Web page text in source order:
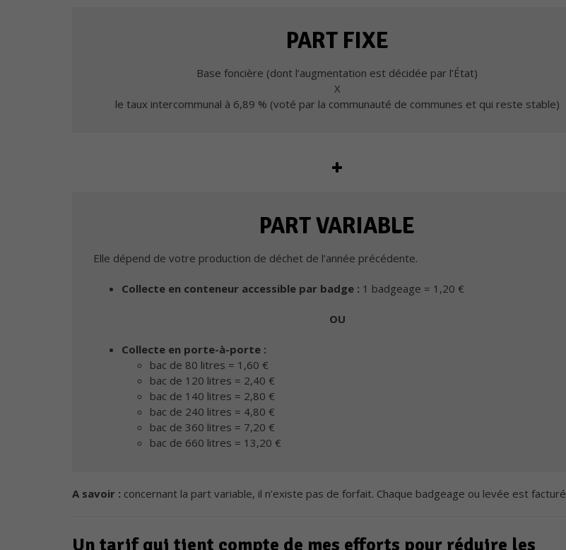
PART FIXE
Base foncière (dont l’augmentation est décidée par l’État)
X
le taux intercommunal à 6,89 % (voté par la communauté de communes et qui reste stable)
+
PART VARIABLE
Elle dépend de votre production de déchet de l’année précédente.
Collecte en conteneur accessible par badge : 1 badgeage = 1,20 €
OU
Collecte en porte-à-porte :
bac de 80 litres = 1,60 €
bac de 120 litres = 2,40 €
bac de 140 litres = 2,80 €
bac de 240 litres = 4,80 €
bac de 360 litres = 7,20 €
bac de 660 litres = 13,20 €
A savoir : concernant la part variable, il n’existe pas de forfait. Chaque badgeage ou levée est
Un tarif qui tient compte de mes efforts pour réduire les